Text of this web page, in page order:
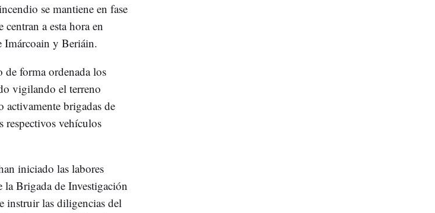
se mantiene en fase
a esta hora en
Imárcoain y Beriáin.
de forma ordenada los
vigilando el terreno
activamente brigadas de
respectivos vehículos
iniciado las labores
la Brigada de Investigación
instruir las diligencias del